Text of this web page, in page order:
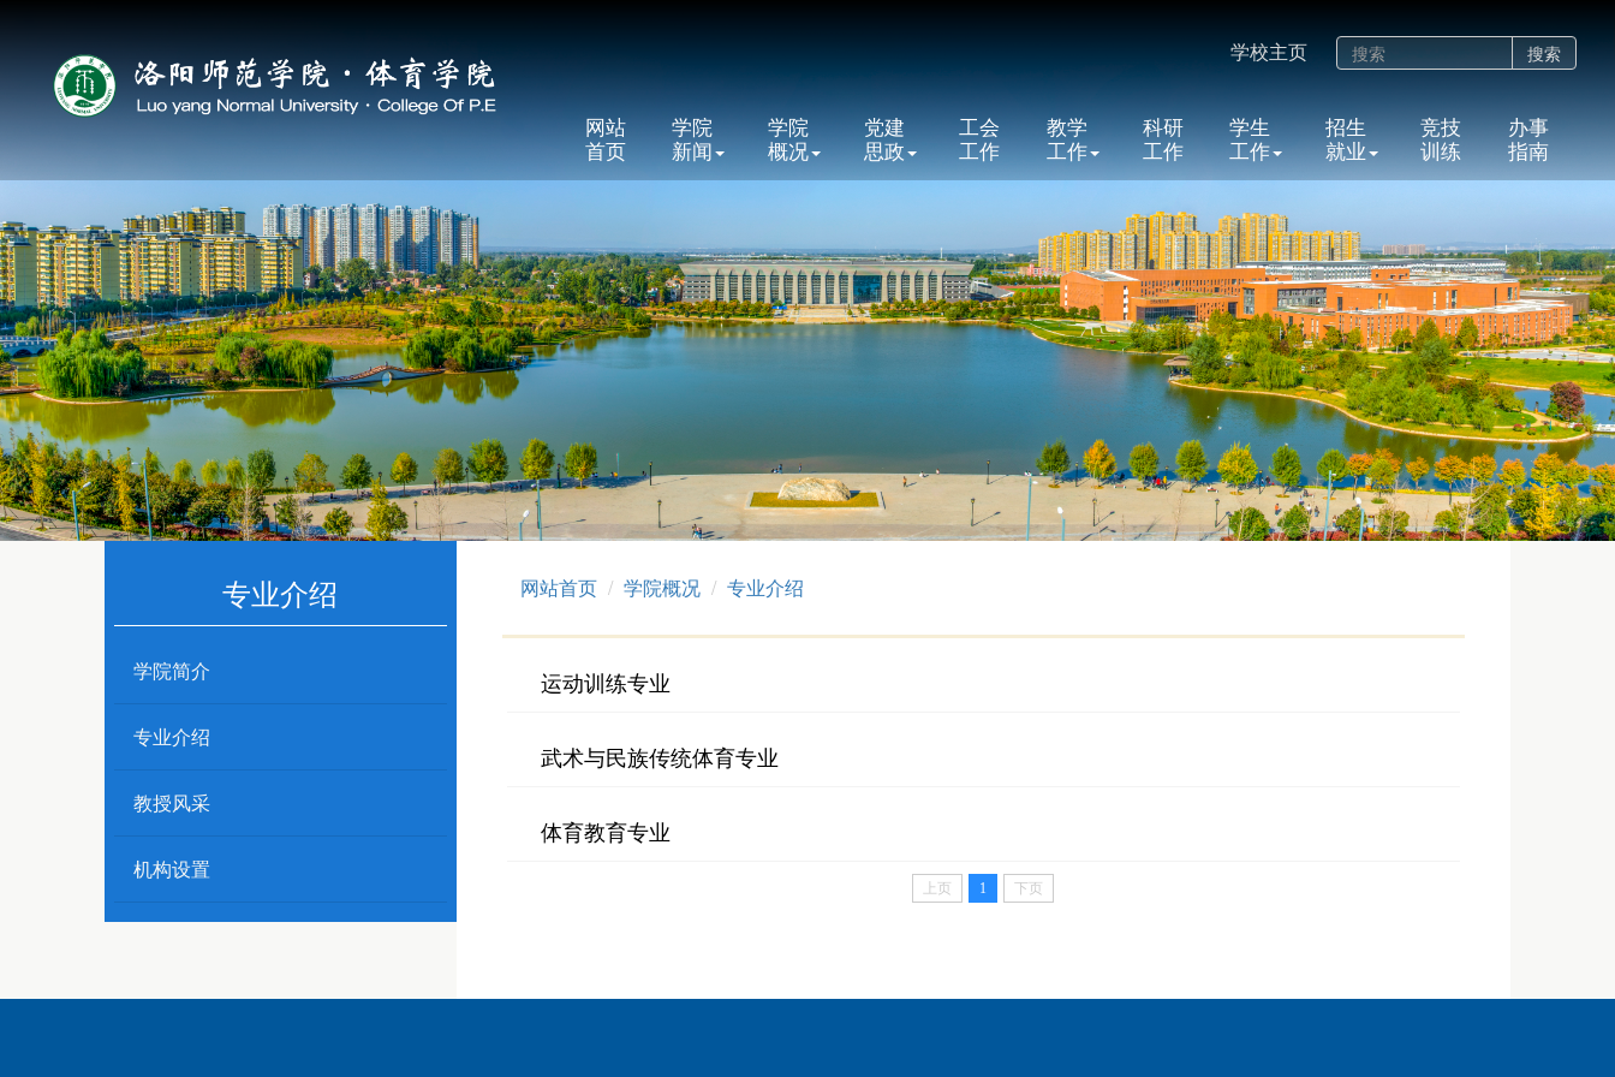
学校主页 搜索
网站
首页
学院
新闻
学院
概况
党建
思政
工会
工作
教学
工作
科研
工作
学生
工作
招生
就业
竞技
训练
办事
指南
专业介绍
学院简介
专业介绍
教授风采
机构设置
网站首页 学院概况 专业介绍
运动训练专业
武术与民族传统体育专业
体育教育专业
上页 1 下页